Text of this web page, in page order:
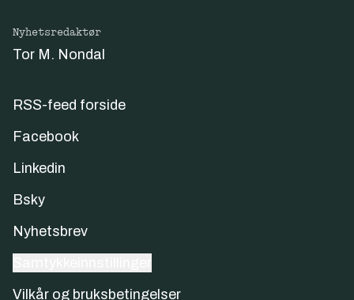
Nyhetsredaktør
Tor M. Nondal
RSS-feed forside
Facebook
Linkedin
Bsky
Nyhetsbrev
Vilkår og bruksbetingelser